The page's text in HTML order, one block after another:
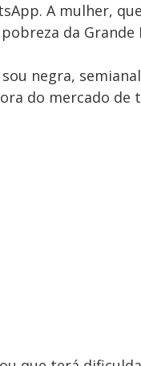
A mulher,
da Grande
negra,
do mercado de